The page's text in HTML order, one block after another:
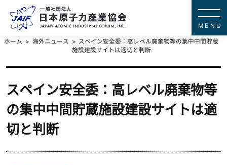
ホーム 海外ニュース
スペイン安全委：高レベル廃棄物等の集中中間貯蔵
施設建設サイトは適切と判断
スペイン安全委：高レベル廃棄物等
の集中中間貯蔵施設建設サイトは適
切と判断